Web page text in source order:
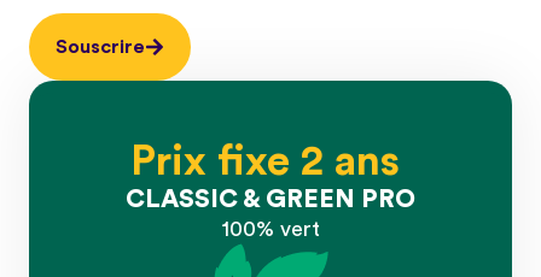
Prix fixe 2 ans
CLASSIC & GREEN PRO
100% vert
Souscrire